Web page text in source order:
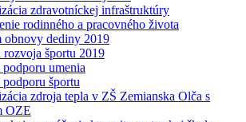
zdravotníckej infraštruktúry
rodinného a pracovného života
obnovy dediny 2019
rozvoja športu 2019
podporu umenia
podporu športu
zdroja tepla v ZŠ Zemianska Olča s
OZE